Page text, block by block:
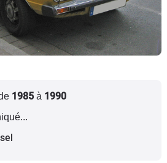
1985 à 1990